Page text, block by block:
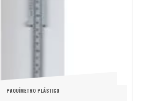
PAQUÍMETRO PLÁSTICO